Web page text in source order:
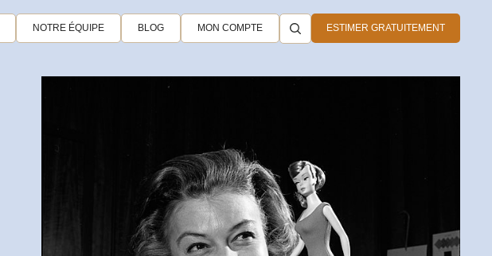
NOTRE ÉQUIPE BLOG MON COMPTE ESTIMER GRATUITEMENT